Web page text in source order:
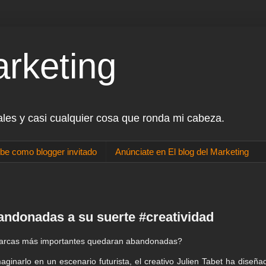
y casi cualquier cosa que ronda mi cabeza.
como blogger invitado Anúnciate en El blog del Marketing
a su suerte #creatividad
más importantes quedaran abandonadas?
en un escenario futurista, el creativo Julien Tabet ha